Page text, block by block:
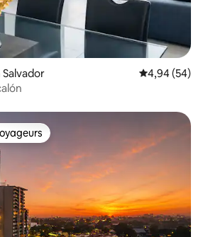
Évaluation
4,94 (54)
les plus appréciés